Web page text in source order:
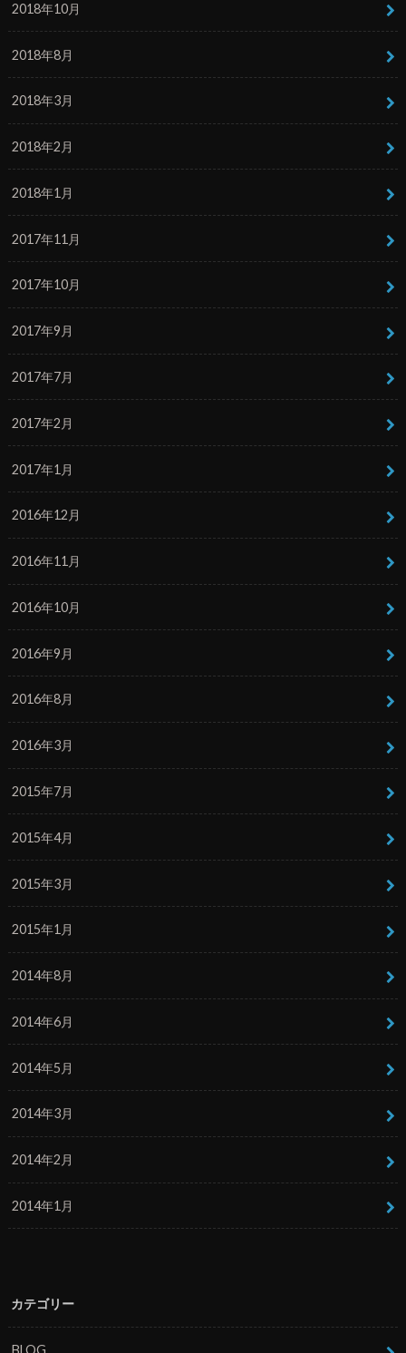
2018年10月
2018年8月
2018年3月
2018年2月
2018年1月
2017年11月
2017年10月
2017年9月
2017年7月
2017年2月
2017年1月
2016年12月
2016年11月
2016年10月
2016年9月
2016年8月
2016年3月
2015年7月
2015年4月
2015年3月
2015年1月
2014年8月
2014年6月
2014年5月
2014年3月
2014年2月
2014年1月
カテゴリー